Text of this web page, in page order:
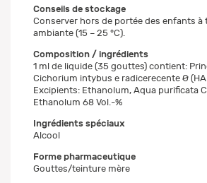
Conseils de stockage
Conserver hors de portée des enfants à
ambiante (15 – 25 °C).
Composition / ingrédients
1 ml de liquide (35 gouttes) contient:
Cichorium intybus e radicerecente Ø
Excipients: Ethanolum, Aqua purificata
Ethanolum 68 Vol.-%
Ingrédients spéciaux
Alcool
Forme pharmaceutique
Gouttes/teinture mère